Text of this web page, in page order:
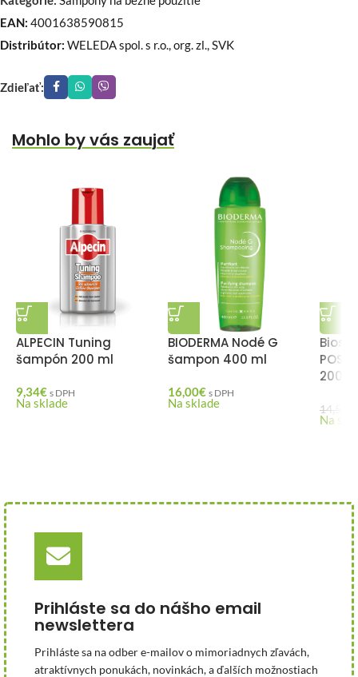
EAN: 4001638590815
Distribútor: WELEDA spol. s r.o., org. zl., SVK
Zdieľať:
Mohlo by vás zaujať
ALPECIN Tuning
šampón 200 ml
9,34€ s DPH
Na sklade
BIODERMA Nodé G
šampon 400 ml
16,00€ s DPH
Na sklade
200
14,50
Na
Prihláste sa do nášho email
newslettera
Prihláste sa na odber e-mailov o mimoriadnych zľavách,
atraktívnych ponukách, novinkách, a ďalších možnostiach